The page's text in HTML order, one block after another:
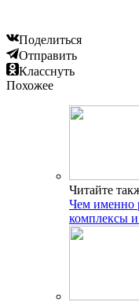
Поделиться
Отправить
Класснуть
Похожее
Читайте
Чем именно
комплексы